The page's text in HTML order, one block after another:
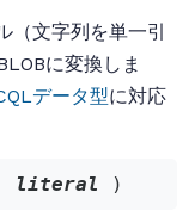
（文字列を単一引
に変換しま
データ型に対応
literal )